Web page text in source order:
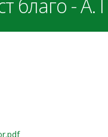
благо - А.